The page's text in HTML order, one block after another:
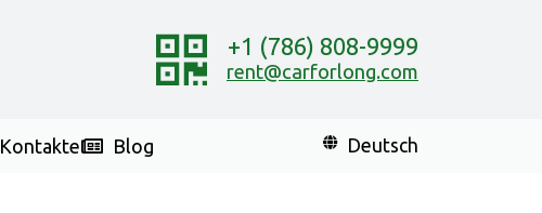
+1 (786) 808-9999
rent@carforlong.com
Kontakte Blog Deutsch